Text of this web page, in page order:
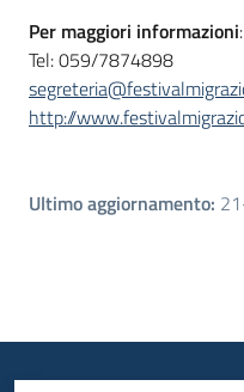
Per maggiori informazioni:
Tel: 059/7874898
http://
Ultimo aggiornamento: